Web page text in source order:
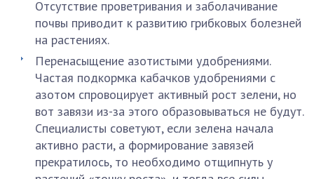
Отсутствие проветривания и заболачивание
почвы приводит к развитию грибковых болезней
на растениях.
Перенасыщение азотистыми удобрениями.
Частая подкормка кабачков удобрениями с
азотом спровоцирует активный рост зелени, но
вот завязи из-за этого образовываться не будут.
Специалисты советуют, если зелена начала
активно расти, а формирование завязей
прекратилось, то необходимо отщипнуть у